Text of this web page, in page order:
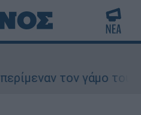
τον γάμο του